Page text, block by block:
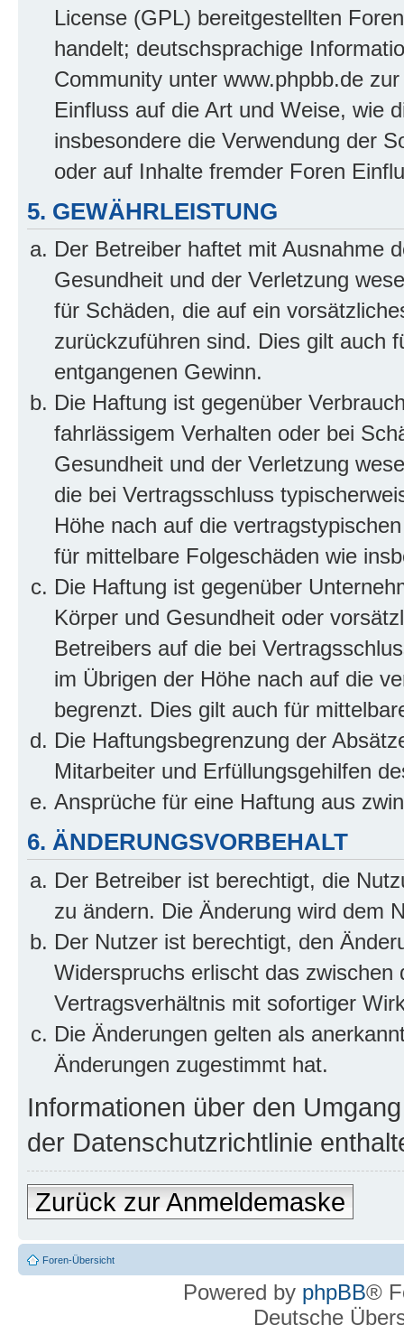
License (GPL) bereitgestellten
handelt; deutschsprachige
Community unter www.phpbb.de
Einfluss auf die Art und Weise, wie
insbesondere die Verwendung der
oder auf Inhalte fremder Foren
5. GEWÄHRLEISTUNG
Der Betreiber haftet mit Ausnahme
Gesundheit und der Verletzung
für Schäden, die auf ein
zurückzuführen sind. Dies gilt auch
entgangenen Gewinn.
Die Haftung ist gegenüber
fahrlässigem Verhalten oder bei
Gesundheit und der Verletzung
die bei Vertragsschluss
Höhe nach auf die
für mittelbare Folgeschäden wie
Die Haftung ist gegenüber
Körper und Gesundheit oder
Betreibers auf die bei
im Übrigen der Höhe nach auf die
begrenzt. Dies gilt auch für
Die Haftungsbegrenzung der
Mitarbeiter und Erfüllungsgehilfen
Ansprüche für eine Haftung aus
6. ÄNDERUNGSVORBEHALT
Der Betreiber ist berechtigt, die
zu ändern. Die Änderung wird dem
Der Nutzer ist berechtigt, den
Widerspruchs erlischt das
Vertragsverhältnis mit sofortiger
Die Änderungen gelten als
Änderungen zugestimmt hat.
Informationen über den
der Datenschutzrichtlinie
Zurück zur Anmeldemaske
Foren-Übersicht
Powered by phpBB®
Deutsche